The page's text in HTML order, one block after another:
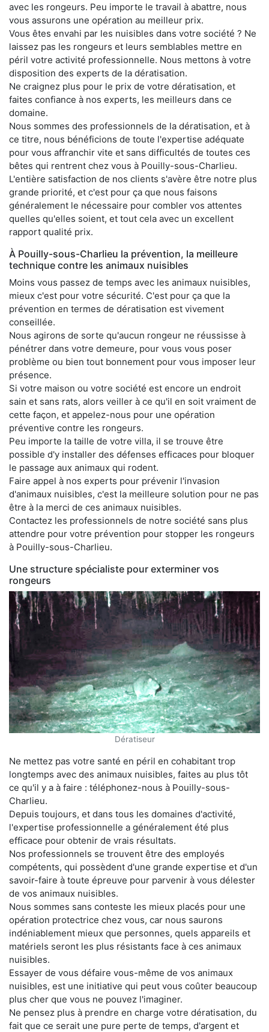
avec les rongeurs. Peu importe le travail à abattre, nous
vous assurons une opération au meilleur prix.
Vous êtes envahi par les nuisibles dans votre société ? Ne
laissez pas les rongeurs et leurs semblables mettre en
péril votre activité professionnelle. Nous mettons à votre
disposition des experts de la dératisation.
Ne craignez plus pour le prix de votre dératisation, et
faites confiance à nos experts, les meilleurs dans ce
domaine.
Nous sommes des professionnels de la dératisation, et à
ce titre, nous bénéficions de toute l'expertise adéquate
pour vous affranchir vite et sans difficultés de toutes ces
bêtes qui rentrent chez vous à Pouilly-sous-Charlieu.
L'entière satisfaction de nos clients s'avère être notre plus
grande priorité, et c'est pour ça que nous faisons
généralement le nécessaire pour combler vos attentes
quelles qu'elles soient, et tout cela avec un excellent
rapport qualité prix.
À Pouilly-sous-Charlieu la prévention, la meilleure
technique contre les animaux nuisibles
Moins vous passez de temps avec les animaux nuisibles,
mieux c'est pour votre sécurité. C'est pour ça que la
prévention en termes de dératisation est vivement
conseillée.
Nous agirons de sorte qu'aucun rongeur ne réussisse à
pénétrer dans votre demeure, pour vous vous poser
problème ou bien tout bonnement pour vous imposer leur
présence.
Si votre maison ou votre société est encore un endroit
sain et sans rats, alors veiller à ce qu'il en soit vraiment de
cette façon, et appelez-nous pour une opération
préventive contre les rongeurs.
Peu importe la taille de votre villa, il se trouve être
possible d'y installer des défenses efficaces pour bloquer
le passage aux animaux qui rodent.
Faire appel à nos experts pour prévenir l'invasion
d'animaux nuisibles, c'est la meilleure solution pour ne pas
être à la merci de ces animaux nuisibles.
Contactez les professionnels de notre société sans plus
attendre pour votre prévention pour stopper les rongeurs
à Pouilly-sous-Charlieu.
Une structure spécialiste pour exterminer vos
rongeurs
Dératiseur
Ne mettez pas votre santé en péril en cohabitant trop
longtemps avec des animaux nuisibles, faites au plus tôt
ce qu'il y a à faire : téléphonez-nous à Pouilly-sous-
Charlieu.
Depuis toujours, et dans tous les domaines d'activité,
l'expertise professionnelle a généralement été plus
efficace pour obtenir de vrais résultats.
Nos professionnels se trouvent être des employés
compétents, qui possèdent d'une grande expertise et d'un
savoir-faire à toute épreuve pour parvenir à vous délester
de vos animaux nuisibles.
Nous sommes sans conteste les mieux placés pour une
opération protectrice chez vous, car nous saurons
indéniablement mieux que personnes, quels appareils et
matériels seront les plus résistants face à ces animaux
nuisibles.
Essayer de vous défaire vous-même de vos animaux
nuisibles, est une initiative qui peut vous coûter beaucoup
plus cher que vous ne pouvez l'imaginer.
Ne pensez plus à prendre en charge votre dératisation, du
fait que ce serait une pure perte de temps, d'argent et